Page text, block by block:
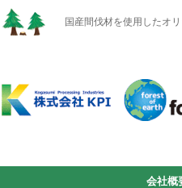
国産間伐材を使用したオ
会社概